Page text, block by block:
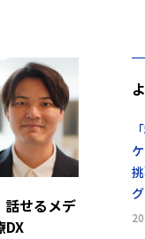
話せるメデ
DX